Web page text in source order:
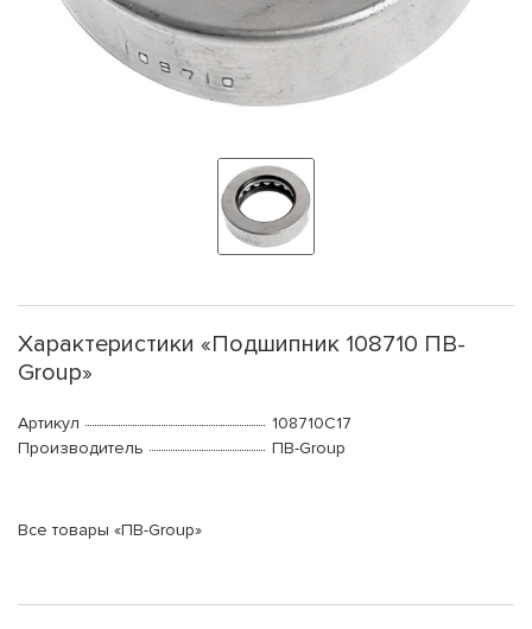
Характеристики «Подшипник 108710 ПВ-
Group»
Артикул
108710С17
Производитель
ПВ-Group
Все товары «ПВ-Group»